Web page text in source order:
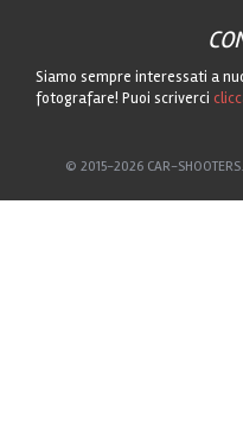
Siamo sempre interessati a
fotografare! Puoi scriverci
© 2015-2026 CAR-SHOOTERS.